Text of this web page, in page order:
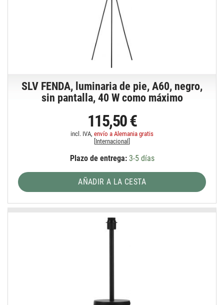
SLV FENDA, luminaria de pie, A60, negro,
sin pantalla, 40 W como máximo
115,50 €
incl. IVA,envío a Alemania gratis
[Internacional]
Plazo de entrega:3-5 días
AÑADIR A LA CESTA